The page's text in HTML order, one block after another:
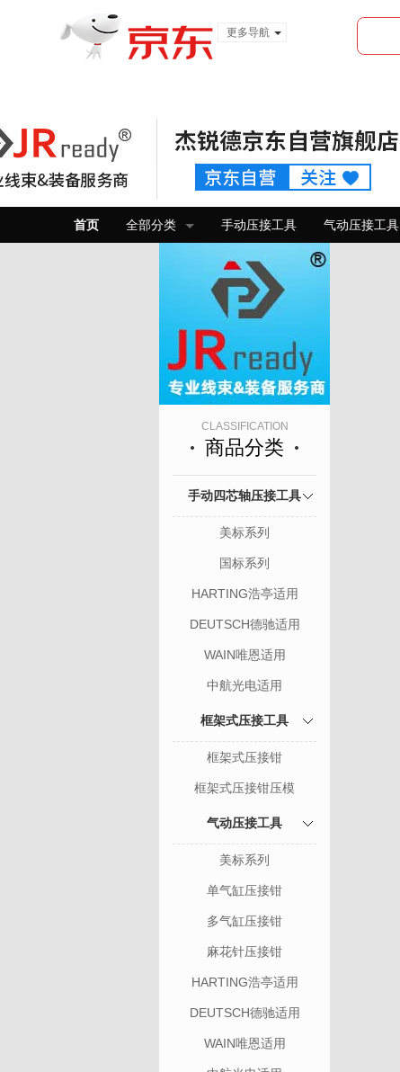
更多导航
首页 全部分类 手动压接工具 气动压接工具
CLASSIFICATION
商品分类
手动四芯轴压接工具
美标系列
国标系列
HARTING浩亭适用
DEUTSCH德驰适用
WAIN唯恩适用
中航光电适用
框架式压接工具
框架式压接钳
框架式压接钳压模
气动压接工具
美标系列
单气缸压接钳
多气缸压接钳
麻花针压接钳
HARTING浩亭适用
DEUTSCH德驰适用
WAIN唯恩适用